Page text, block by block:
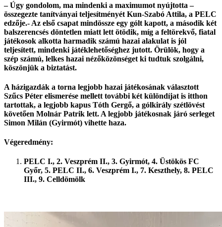
– Úgy gondolom, ma mindenki a maximumot nyújtotta –
összegezte tanítványai teljesítményét Kun-Szabó Attila, a PELC
edzője.- Az első csapat mindössze egy gólt kapott, a második két
balszerencsés döntetlen miatt lett ötödik, míg a feltörekvő, fiatal
játékosok alkotta harmadik számú hazai alakulat is jól
teljesített, mindenki játéklehetőséghez jutott. Örülök, hogy a
szép számú, lelkes hazai nézőközönséget ki tudtuk szolgálni,
köszönjük a biztatást.
A házigazdák a torna legjobb hazai játékosának választott
Szűcs Péter elismerése mellett további két különdíjat is itthon
tartottak, a legjobb kapus Tóth Gergő, a gólkirály szétlövést
követően Molnár Patrik lett. A legjobb játékosnak járó serleget
Simon Milán (Gyirmót) vihette haza.
Végeredmény:
PELC I., 2. Veszprém II., 3. Gyirmót, 4. Üstökös FC
Győr, 5. PELC II., 6. Veszprém I., 7. Keszthely, 8. PELC
III., 9. Celldömölk